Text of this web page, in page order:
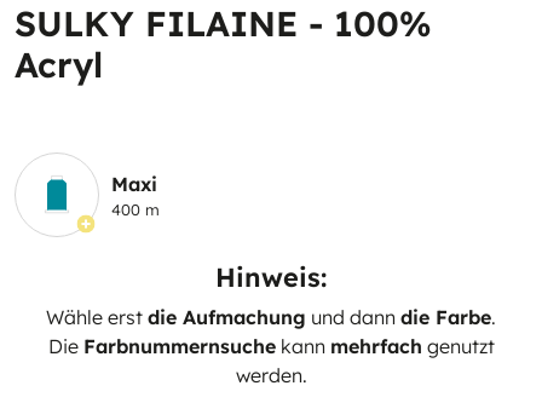
SULKY FILAINE - 100%
Acryl
Maxi
400 m
Hinweis:
Wähle erst die Aufmachung und dann die Farbe.
Die Farbnummernsuchekann mehrfach genutzt
werden.